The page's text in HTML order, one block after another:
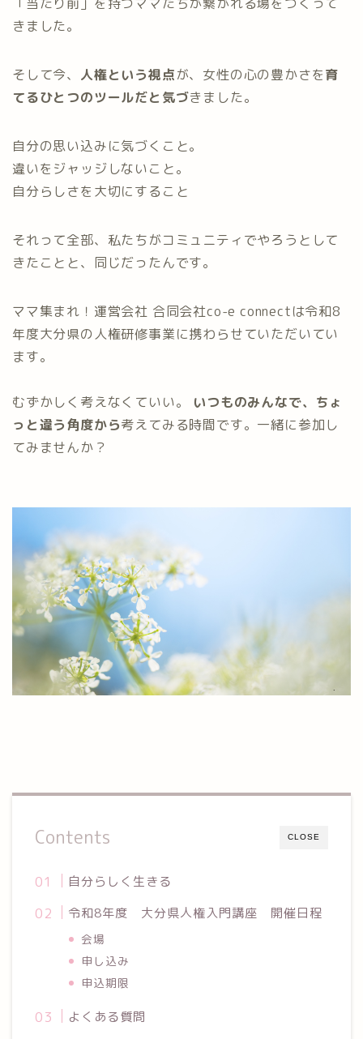
きました。
そして今、 人権という視点が、女性の心の豊かさを育
てるひとつのツールだと気づきました。
自分の思い込みに気づくこと。
違いをジャッジしないこと。
自分らしさを大切にすること
それって全部、私たちがコミュニティでやろうとして
きたことと、同じだったんです。
ママ集まれ！運営会社 合同会社co-e connectは令和8
年度大分県の人権研修事業に携わらせていただいてい
ます。
むずかしく考えなくていい。 いつものみんなで、ちょ
っと違う角度から考えてみる時間です。一緒に参加し
てみませんか？
CLOSE
Contents
自分らしく生きる
令和8年度 大分県人権入門講座 開催日程
会場
申し込み
申込期限
よくある質問